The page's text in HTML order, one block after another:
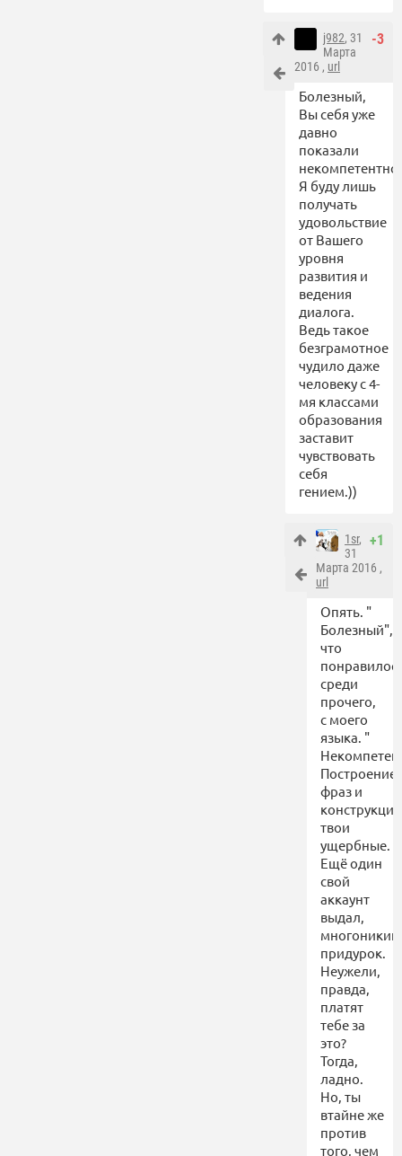
-3
j982, 31
Марта
2016 , url
Болезный,
Вы себя уже
давно
показали
Я буду лишь
получать
удовольствие
от Вашего
уровня
развития и
ведения
диалога.
Ведь такое
безграмотное
чудило даже
человеку с 4-
мя классами
образования
заставит
чувствовать
себя
гением.))
+1
1sr,
31
Марта 2016 ,
url
Опять. "
Болезный",
что
среди
прочего,
с моего
языка. "
Построение
фраз и
конструкции
твои
ущербные.
Ещё один
свой
аккаунт
выдал,
многоникий
придурок.
Неужели,
правда,
платят
тебе за
это?
Тогда,
ладно.
Но, ты
втайне же
против
того, чем